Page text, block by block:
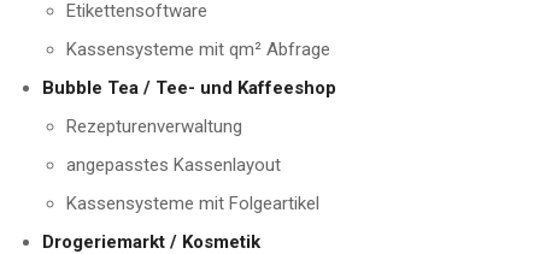
Etikettensoftware
Kassensysteme mit qm² Abfrage
Bubble Tea / Tee- und Kaffeeshop
Rezepturenverwaltung
angepasstes Kassenlayout
Kassensysteme mit Folgeartikel
Drogeriemarkt / Kosmetik